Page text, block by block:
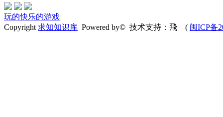
玩的快乐的游戏|
Copyright 求知知识库 Powered by© 技术支持：飛 ( 闽ICP备